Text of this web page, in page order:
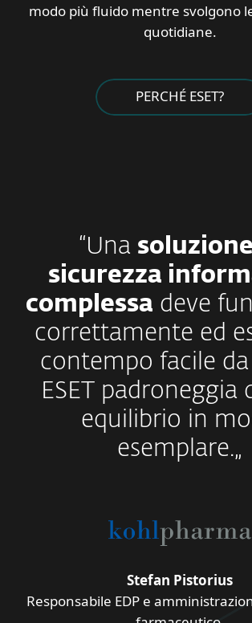
modo più fluido mentre svolgono
quotidiane.
PERCHÉ ESET?
“Una
sicurezza
complessa deve
correttamente ed
contempo facile da
ESET padroneggia
equilibrio in
esemplare.„
Stefan Pistorius
Responsabile EDP e